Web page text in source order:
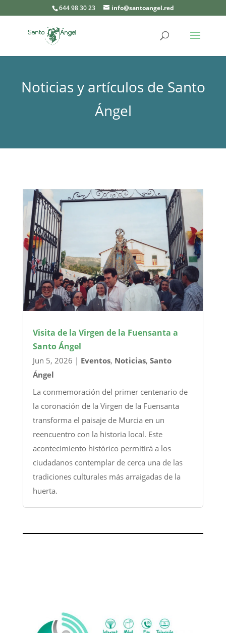
644 98 30 23 info@santoangel.red
Noticias y artículos de Santo
Ángel
Visita de la Virgen de la Fuensanta a
Santo Ángel
Jun 5, 2026 | Eventos, Noticias, Santo
Ángel
La conmemoración del primer centenario de
la coronación de la Virgen de la Fuensanta
transforma el paisaje de Murcia en un
reencuentro con la historia local. Este
acontecimiento histórico permitirá a los
ciudadanos contemplar de cerca una de las
tradiciones culturales más arraigadas de la
huerta.